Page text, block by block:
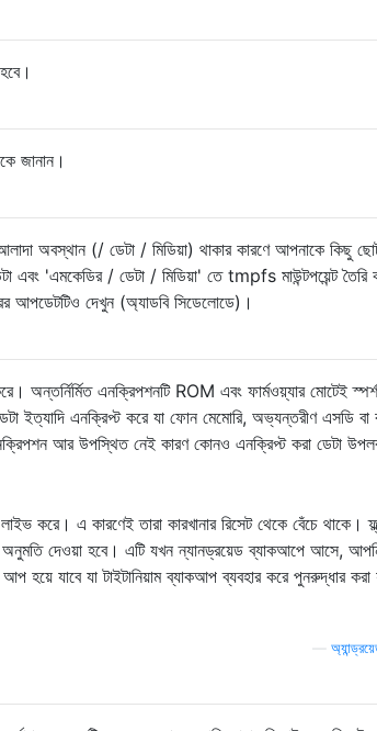
জানান।
অবস্থান (/ ডেটা / মিডিয়া) থাকার কারণে আপনাকে কিছু
এবং 'এমকেডির / ডেটা / মিডিয়া' তে tmpfs মাউন্টপয়েন্ট
দেখুন (অ্যাডবি সিডেলোডে)।
অন্তর্নির্মিত এনক্রিপশনটি ROM এবং ফার্মওয়্যার মোটেই
ইত্যাদি এনক্রিপ্ট করে যা ফোন মেমোরি, অভ্যন্তরীণ এসডি বা
আর উপস্থিত নেই কারণ কোনও এনক্রিপ্ট করা ডেটা
করে। এ কারণেই তারা কারখানার রিসেট থেকে বেঁচে থাকে।
দেওয়া হবে। এটি যখন ন্যানড্রয়েড ব্যাকআপে আসে,
হয়ে যাবে যা টাইটানিয়াম ব্যাকআপ ব্যবহার করে পুনরুদ্ধার করা